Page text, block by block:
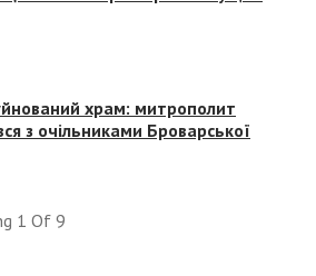
храм: митрополит
з очільниками Броварської
1 Of 9